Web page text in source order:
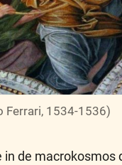
Ferrari, 1534-1536)
de macrokosmos